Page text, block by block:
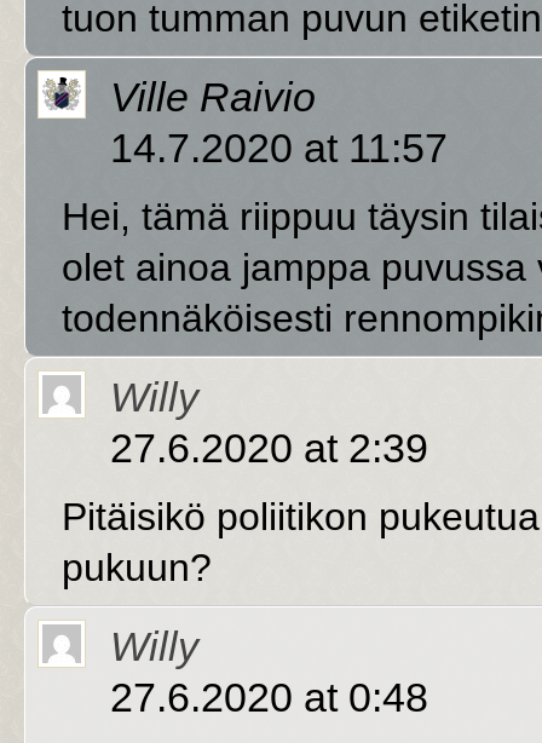
tuon tumman puvun
Ville Raivio
14.7.2020 at 11:57
Hei, tämä riippuu täysin
olet ainoa jamppa
todennäköisesti
Willy
27.6.2020 at 2:39
Pitäisikö poliitikon
pukuun?
Willy
27.6.2020 at 0:48